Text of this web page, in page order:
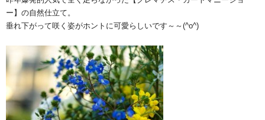
ー】の自然仕立て。
垂れ下がって咲く姿がホントに可愛らしいです～～(^o^)